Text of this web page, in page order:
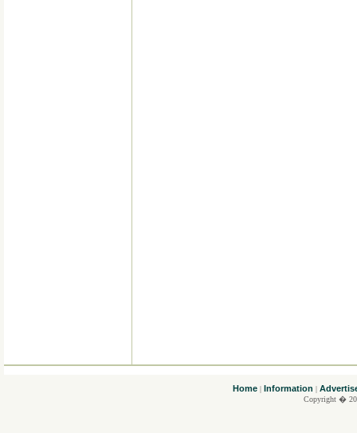
Home| Information |
Copyright �